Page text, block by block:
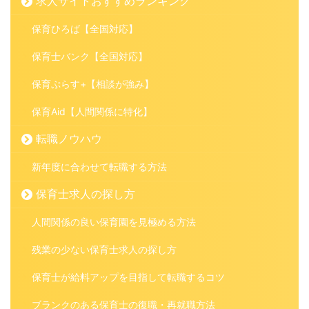
保育ひろば【全国対応】
保育士バンク【全国対応】
保育ぷらす+【相談が強み】
保育Aid【人間関係に特化】
転職ノウハウ
新年度に合わせて転職する方法
保育士求人の探し方
人間関係の良い保育園を見極める方法
残業の少ない保育士求人の探し方
保育士が給料アップを目指して転職するコツ
ブランクのある保育士の復職・再就職方法